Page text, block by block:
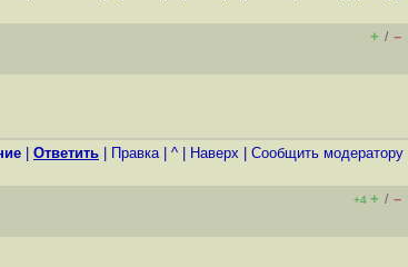
+ / –
Ответить Правка| ^ Наверх Cообщить модератору
+4 + / –